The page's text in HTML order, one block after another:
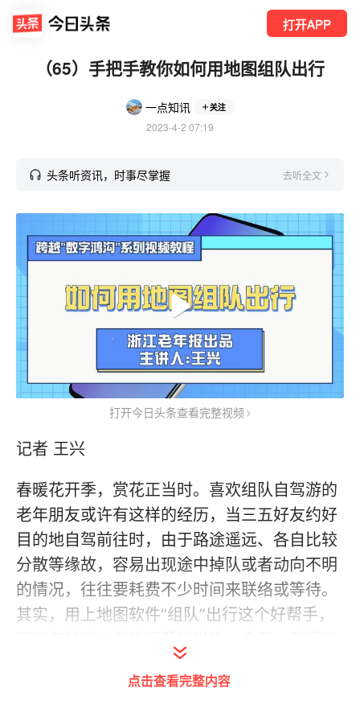
打开APP
（65）手把手教你如何用地图组队出行
一点知讯 关注
2023-4-2 07:19
头条听资讯，时事尽掌握 去听全文
打开今日头条查看完整视频
记者 王兴
春暖花开季，赏花正当时。喜欢组队自驾游的
老年朋友或许有这样的经历，当三五好友约好
目的地自驾前往时，由于路途遥远、各自比较
分散等缘故，容易出现途中掉队或者动向不明
的情况，往往要耗费不少时间来联络或等待。
其实，用上地图软件“组队”出行这个好帮手，
高德地图和百度地图App为例，学一学如何使
点击查看完整内容